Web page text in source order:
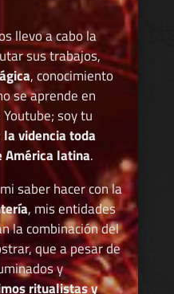
llevo a cabo la
sus trabajos,
, conocimiento
se aprende en
soy tu
videncia toda
América latina.
saber hacer con la
, mis entidades
la combinación del
que a pesar de
y
ritualistas y